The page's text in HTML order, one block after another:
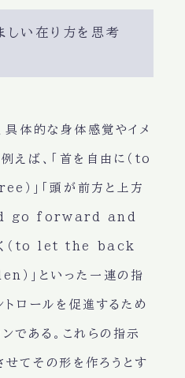
い在り方を思考
具体的な身体感覚やイメ
えば、「首を自由に（to
」「頭が前方と上方
go forward and
く（to let the back
」といった一連の指
トロールを促進するため
である。これらの指示
せてその形を作ろうとす